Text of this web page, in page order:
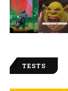
TESTS